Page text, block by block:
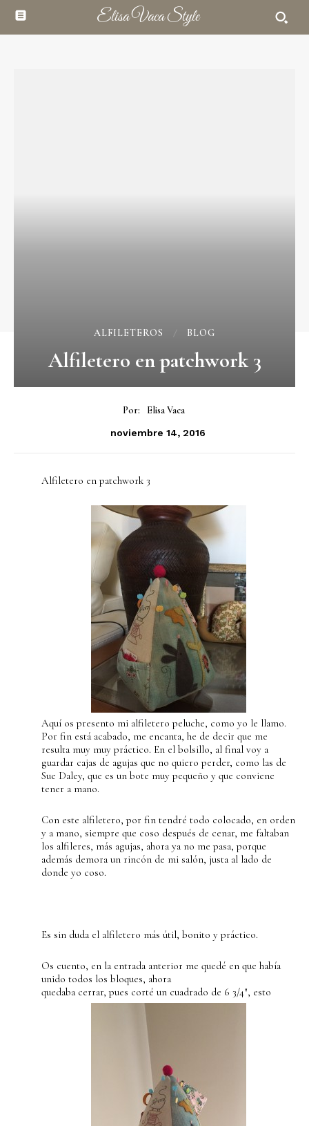
Elisa Vaca Style
ALFILETEROS BLOG
Alfiletero en patchwork 3
Por: Elisa Vaca
noviembre 14, 2016
Alfiletero en patchwork 3
Aquí os presento mi alfiletero peluche, como yo le llamo.
Por fin está acabado, me encanta, he de decir que me
resulta muy muy práctico. En el bolsillo, al final voy a
guardar cajas de agujas que no quiero perder, como las de
Sue Daley, que es un bote muy pequeño y que conviene
tener a mano.
Con este alfiletero, por fin tendré todo colocado, en orden
y a mano, siempre que coso después de cenar, me faltaban
los alfileres, más agujas, ahora ya no me pasa, porque
además demora un rincón de mi salón, justa al lado de
donde yo coso.
Es sin duda el alfiletero más útil, bonito y práctico.
Os cuento, en la entrada anterior me quedé en que había
unido todos los bloques, ahora
quedaba cerrar, pues corté un cuadrado de 6 3/4″, esto